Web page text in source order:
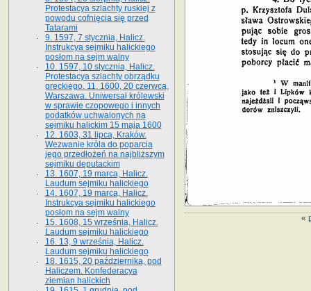
«
Protestacya szlachty ruskiej z
powodu cofnięcia się przed
Tatarami
9. 1597, 7 stycznia, Halicz.
Instrukcya sejmiku halickiego
posłom na sejm walny
10. 1597, 10 stycznia, Halicz.
Protestacya szlachty obrządku
greckiego. 11. 1600, 20 czerwca,
Warszawa. Uniwersał królewski
w sprawie czopowego i innych
podatków uchwalonych na
sejmiku halickim 15 maja 1600
12. 1603, 31 lipca, Kraków.
Wezwanie króla do poparcia
jego przedłożeń na najbliższym
sejmiku deputackim
13. 1607, 19 marca, Halicz.
Laudum sejmiku halickiego
14. 1607, 19 marca, Halicz.
Instrukcya sejmiku halickiego
posłom na sejm walny
15. 1608, 15 września, Halicz.
Laudum sejmiku halickiego
16. 13, 9 września, Halicz.
Laudum sejmiku halickiego
18. 1615, 20 października, pod
Haliczem. Konfederacya
ziemian halickich